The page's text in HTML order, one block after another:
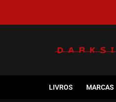
LIVROS MARCAS